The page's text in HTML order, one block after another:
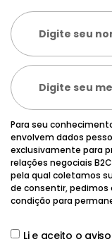
Para seu
envolvem dados
exclusivamente para
relações negociais
pela qual coletamos
de consentir, pedimos
condição para
Li e aceito o